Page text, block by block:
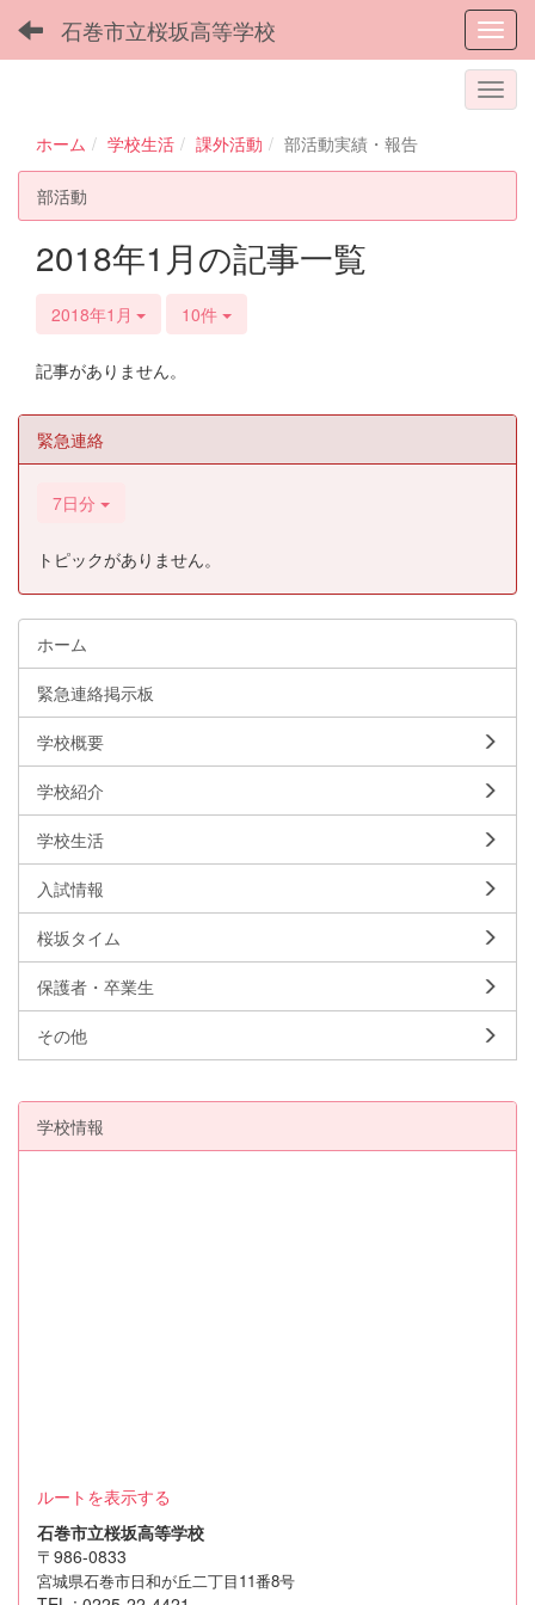
石巻市立桜坂高等学校
ホーム 学校生活 課外活動 部活動実績・報告
部活動
2018年1月の記事一覧
2018年1月 10件
記事がありません。
緊急連絡
7日分
トピックがありません。
ホーム
緊急連絡掲示板
学校概要
学校紹介
学校生活
入試情報
桜坂タイム
保護者・卒業生
その他
学校情報
ルートを表示する
石巻市立桜坂高等学校
〒986-0833
宮城県石巻市日和が丘二丁目11番8号